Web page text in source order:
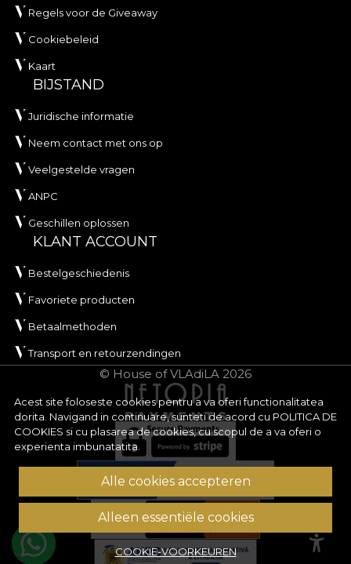
Acest site foloseste cookies pentru a va oferi functionalitatea
dorita. Navigand in continuare, sunteti de acord cu POLITICA DE
COOKIES si cu plasarea de cookies, cu scopul de a va oferi o
experienta imbunatatita.
Alle cookies accepteren
Alleen essentiële cookies
COOKIE-VOORKEUREN
Regels voor de Giveaway
Cookiebeleid
Kaart
BIJSTAND
Juridische informatie
Neem contact met ons op
Veelgestelde vragen
ANPC
Geschillen oplossen
KLANT ACCOUNT
Bestelgeschiedenis
Favoriete producten
Betaalmethoden
Transport en retourzendingen
© House of VLAdiLA 2026